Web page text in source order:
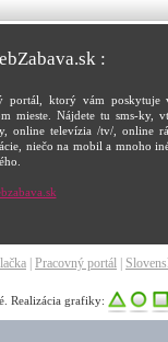
:
portál, ktorý vám poskytuje
mieste. Nájdete tu sms-ky,
online televízia /tv/, online
niečo na mobil a mnoho
Pracovný portál
Realizácia grafiky: